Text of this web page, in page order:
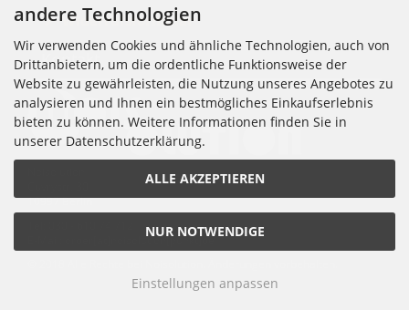
Widerrufsformular
Kontakt
10997 Berlin
E-Mail: order[at]noisolution[punkt]de
andere Technologien
Wir verwenden Cookies und ähnliche Technologien, auch von
Drittanbietern, um die ordentliche Funktionsweise der
Website zu gewährleisten, die Nutzung unseres Angebotes zu
analysieren und Ihnen ein bestmögliches Einkaufserlebnis
bieten zu können. Weitere Informationen finden Sie in
unserer Datenschutzerklärung.
ALLE AKZEPTIEREN
NUR NOTWENDIGE
Einstellungen anpassen